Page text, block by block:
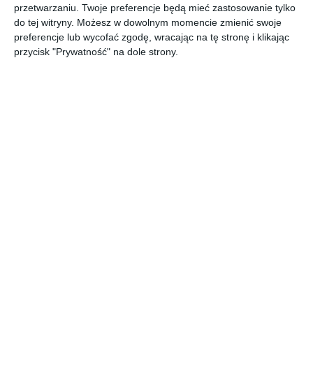
przetwarzaniu. Twoje preferencje będą mieć zastosowanie tylko
do tej witryny. Możesz w dowolnym momencie zmienić swoje
preferencje lub wycofać zgodę, wracając na tę stronę i klikając
przycisk "Prywatność" na dole strony.